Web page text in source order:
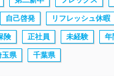
自己啓発 リフレッシュ休暇
険 正社員 未経験 年
玉県 千葉県